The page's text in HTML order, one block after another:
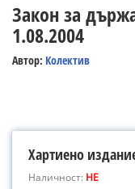
Закон за
1.08.2004
Автор: Колектив
Хартиено
Наличност: НЕ